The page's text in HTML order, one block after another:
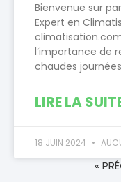
Bienvenue sur
Expert en
l’importance de
chaudes
LIRE LA
18 JUIN 2024
«